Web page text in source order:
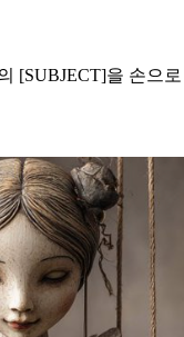
[SUBJECT]을 손으